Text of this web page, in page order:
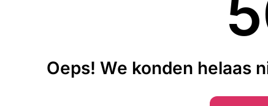
Oeps! We konden helaas